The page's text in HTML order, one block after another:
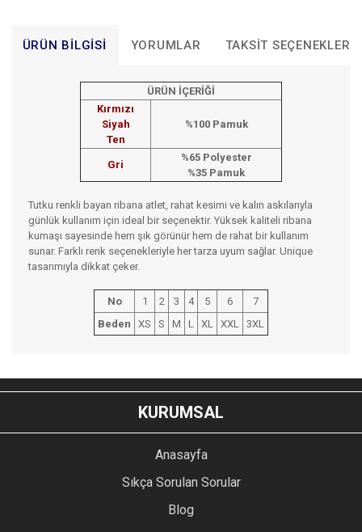
ÜRÜN BILGISI YORUMLAR TAKSIT SEÇENEKLERI
ÜRÜN İÇERİĞİ
Kırmızı
Siyah
Ten
%100 Pamuk
Gri
%65 Polyester
%35 Pamuk
Tutku renkli bayan ribana atlet, rahat kesimi ve kalın askılarıyla
günlük kullanım için ideal bir seçenektir. Yüksek kaliteli ribana
kumaşı sayesinde hem şık görünür hem de rahat bir kullanım
sunar. Farklı renk seçenekleriyle her tarza uyum sağlar. Unique
tasarımıyla dikkat çeker.
No 1 2 3 4 5 6
7
Beden
XS S M L XL XXL 3XL
YORUM YAZ
Bu ürünün fiyat bilgisi, resim, ürün açıklamalarında ve diğer
konularda yetersiz gördüğünüz noktaları öneri formunu
kullanarak tarafımıza iletebilirsiniz.
Ürün resmi kalitesiz, bozuk veya görüntülenemiyor.
Ürün açıklamasında eksik bilgiler bulunuyor.
Ürün bilgilerinde hatalar bulunuyor.
KURUMSAL
Anasayfa
Sıkça Sorulan Sorular
Blog